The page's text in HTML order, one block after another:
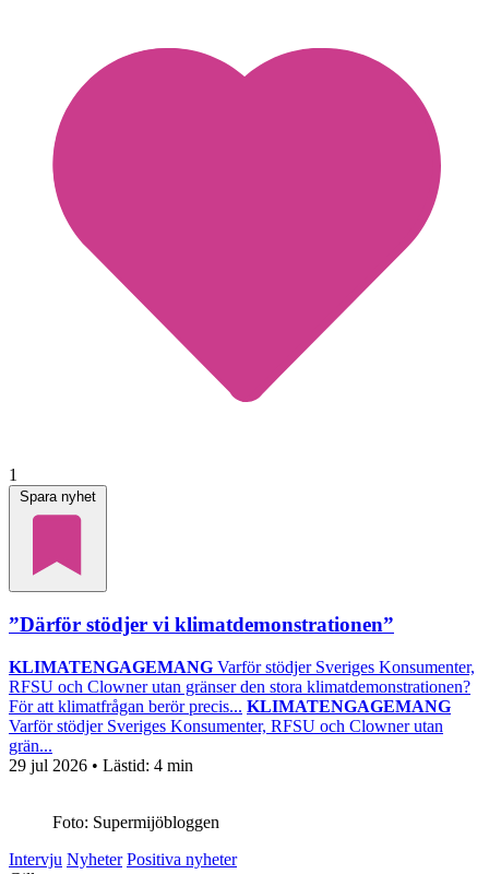
1
Spara nyhet
”Därför stödjer vi klimatdemonstrationen”
KLIMATENGAGEMANG Varför stödjer Sveriges Konsumenter,
RFSU och Clowner utan gränser den stora klimatdemonstrationen?
För att klimatfrågan berör precis... KLIMATENGAGEMANG
Varför stödjer Sveriges Konsumenter, RFSU och Clowner utan
grän...
29 jul 2026 • Lästid: 4 min
Foto: Supermijöbloggen
Intervju Nyheter Positiva nyheter